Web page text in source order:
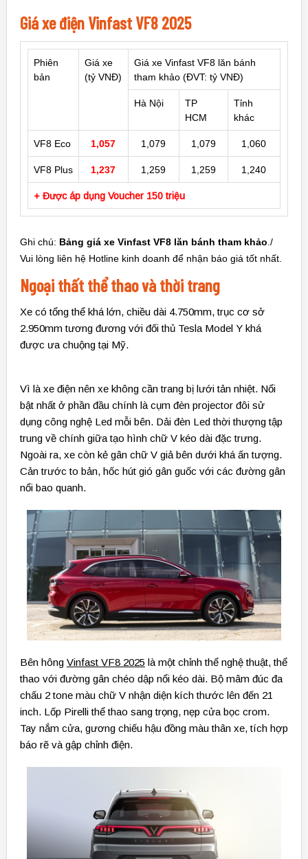
Giá xe điện Vinfast VF8 2025
Phiên
bản
Giá xe
(tỷ VNĐ)
Giá xe Vinfast VF8 lăn bánh
tham khảo (ĐVT: tỷ VNĐ)
Hà Nội
TP
HCM
Tỉnh
khác
VF8 Eco 1,057 1,079 1,079 1,060
VF8 Plus 1,237 1,259 1,259 1,240
+ Được áp dụng Voucher 150 triệu
Ghi chú: Bảng giá xe Vinfast VF8 lăn bánh tham khảo ./
Vui lòng liên hệ Hotline kinh doanh để nhận báo giá tốt nhất.
Ngoại thất thể thao và thời trang
Xe có tổng thể khá lớn, chiều dài 4.750mm, trục cơ sở
2.950mm tương đương với đối thủ Tesla Model Y khá
được ưa chuộng tại Mỹ.
Vì là xe điện nên xe không cần trang bị lưới tản nhiệt. Nổi
bật nhất ở phần đầu chính là cụm đèn projector đôi sử
dụng công nghệ Led mỗi bên. Dải đèn Led thời thượng tập
trung về chính giữa tạo hình chữ V kéo dài đặc trưng.
Ngoài ra, xe còn kẻ gân chữ V giả bên dưới khá ấn tượng.
Cản trước to bản, hốc hút gió gân guốc với các đường gân
nổi bao quanh.
Bên hông Vinfast VF8 2025 là một chỉnh thể nghệ thuật, thể
thao với đường gân chéo dập nổi kéo dài. Bộ mâm đúc đa
chấu 2 tone màu chữ V nhận diện kích thước lên đến 21
inch. Lốp Pirelli thể thao sang trọng, nẹp cửa bọc crom.
Tay nắm cửa, gương chiếu hậu đồng màu thân xe, tích hợp
báo rẽ và gập chỉnh điện.